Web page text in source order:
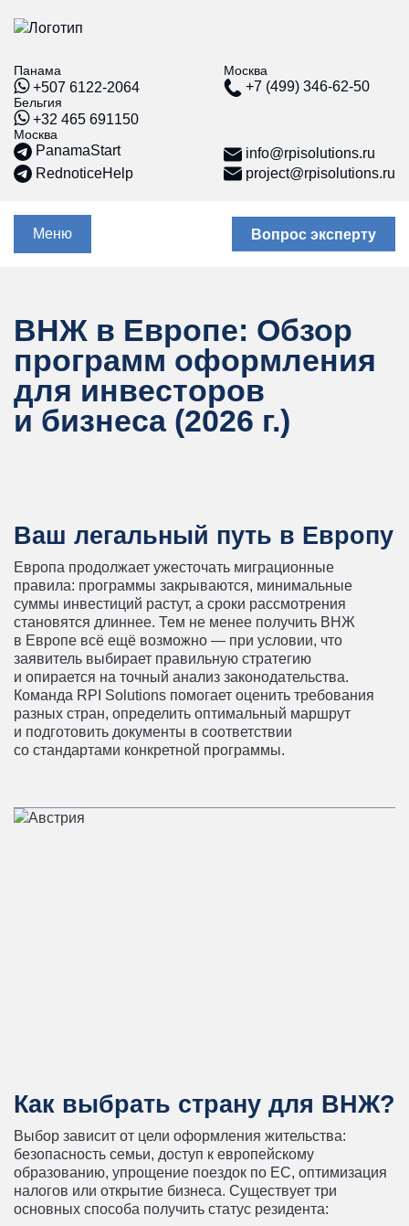
Панама
+507 6122-2064
Бельгия
+32 465 691150
Москва
PanamaStart
RednoticeHelp
Москва
+7 (499) 346-62-50
info@rpisolutions.ru
project@rpisolutions.ru
банковский
Интерпола.
Профессиональная защита
за рубежом
руководство по снятию
блокировок и оспариванию
«красных уведомлений»
Red Notice Интерпола: что
это, как работает и почему
это инструмент давления
Защита бизнеса /
Арбитраж
Политическое убежище
Политическое убежище в
Панаме
Меню Вопрос эксперту
ВНЖ в Европе: Обзор
программ оформления
для инвесторов
и бизнеса (2026 г.)
Ваш легальный путь в Европу
Европа продолжает ужесточать миграционные
правила: программы закрываются, минимальные
суммы инвестиций растут, а сроки рассмотрения
становятся длиннее. Тем не менее получить ВНЖ
в Европе всё ещё возможно — при условии, что
заявитель выбирает правильную стратегию
и опирается на точный анализ законодательства.
Команда RPI Solutions помогает оценить требования
разных стран, определить оптимальный маршрут
и подготовить документы в соответствии
со стандартами конкретной программы.
Как выбрать страну для ВНЖ?
Выбор зависит от цели оформления жительства:
безопасность семьи, доступ к европейскому
образованию, упрощение поездок по ЕС, оптимизация
налогов или открытие бизнеса. Существует три
основных способа получить статус резидента: